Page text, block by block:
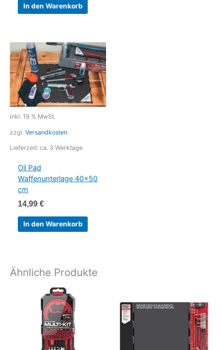
In den Warenkorb
inkl. 19 % MwSt.
zzgl. Versandkosten
Lieferzeit: ca. 3 Werktage
Oil Pad
Waffenunterlage 40×50
cm
14,99€
In den Warenkorb
Ähnliche Produkte